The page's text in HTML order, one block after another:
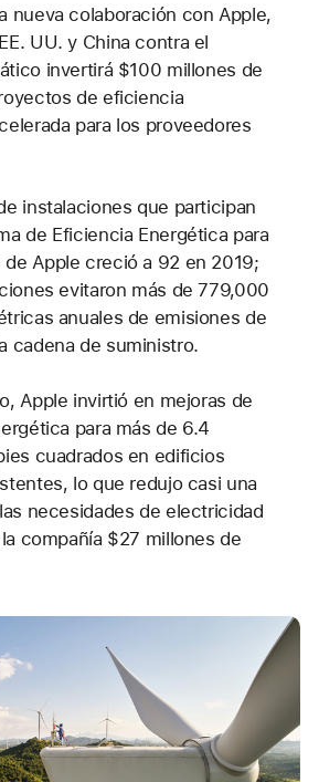
nueva colaboración con Apple,
UU. y China contra el
invertirá $100 millones de
de eficiencia
para los proveedores
instalaciones que participan
de Eficiencia Energética para
de Apple creció a 92 en 2019;
evitaron más de 779,000
anuales de emisiones de
cadena de suministro.
Apple invirtió en mejoras de
para más de 6.4
cuadrados en edificios
lo que redujo casi una
necesidades de electricidad
compañía $27 millones de